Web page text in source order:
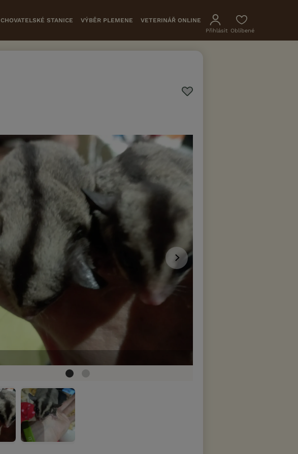
CHOVATELSKÉ STANICE VÝBĚR PLEMENE VETERINÁŘ ONLINE
Přihlásit Oblíbené